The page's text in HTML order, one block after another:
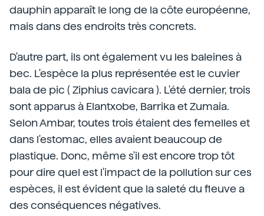
dauphin apparaît le long de la côte européenne,
mais dans des endroits très concrets.
D'autre part, ils ont également vu les baleines à
bec. L'espèce la plus représentée est le cuvier
bala de pic ( Ziphius cavicara ). L'été dernier, trois
sont apparus à Elantxobe, Barrika et Zumaia.
Selon Ambar, toutes trois étaient des femelles et
dans l'estomac, elles avaient beaucoup de
plastique. Donc, même s'il est encore trop tôt
pour dire quel est l'impact de la pollution sur ces
espèces, il est évident que la saleté du fleuve a
des conséquences négatives.